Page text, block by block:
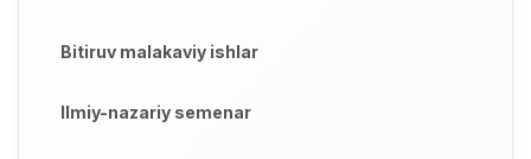
Bitiruv malakaviy ishlar
Ilmiy-nazariy semenar